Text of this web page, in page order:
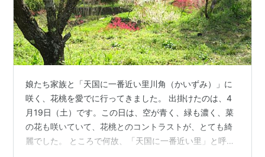
娘たち家族と「天国に一番近い里川角（かいずみ）」に
咲く、花桃を愛でに行ってきました。 出掛けたのは、4
月19日（土）です。この日は、空が青く、緑も濃く、菜
の花も咲いていて、花桃とのコントラストが、とても綺
麗でした。 ところで何故、「天国に一番近い里」と呼ば